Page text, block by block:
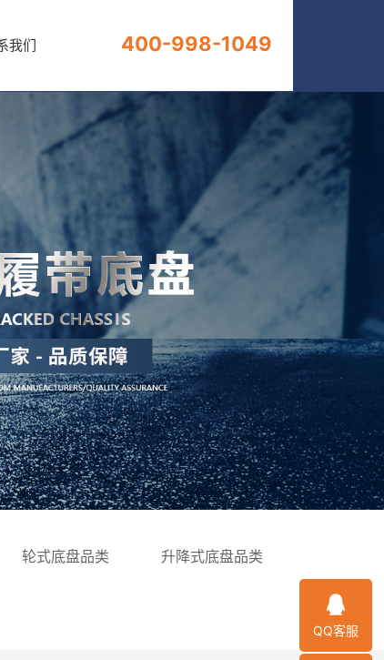
我们 400-998-1049
轮式底盘品类 升降式底盘品类
我们 400-998-1049
QQ客服